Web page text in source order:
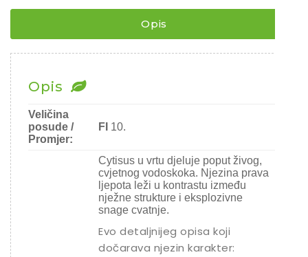
Ostalo sjeme
Opis
Opis
Veličina
posude /
Promjer:
FI 10.
Cytisus u vrtu djeluje poput živog,
cvjetnog vodoskoka. Njezina prava
ljepota leži u kontrastu između
nježne strukture i eksplozivne
snage cvatnje.
Evo detaljnijeg opisa koji
dočarava njezin karakter: